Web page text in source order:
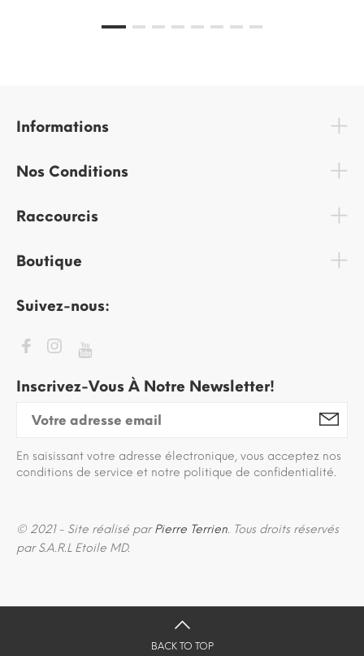
Informations
Nos Conditions
Raccourcis
Boutique
Suivez-nous:
Inscrivez-Vous À Notre Newsletter!
En saisissant votre adresse électronique, vous acceptez nos
conditions de service et notre politique de confidentialité.
© 2021 - Site réalisé parPierre Terrien. Tous droits réservés
par S.A.R.L Etoile MD.
BACK TO TOP